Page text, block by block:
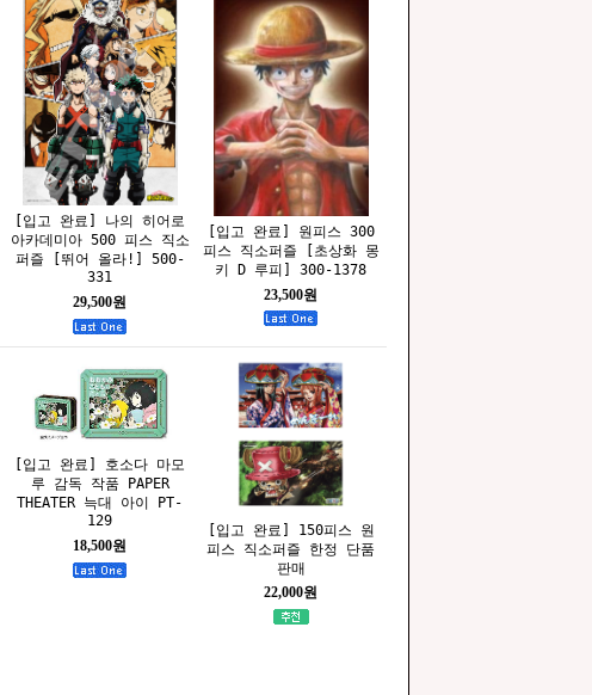
[입고 완료] 나의 히어로
아카데미아 500 피스 직소
퍼즐 [뛰어 올라!] 500-
331
29,500원
[입고 완료] 원피스 300
피스 직소퍼즐 [초상화 몽
키 D 루피] 300-1378
23,500원
[입고 완료] 호소다 마모
루 감독 작품 PAPER
THEATER 늑대 아이 PT-
129
18,500원
[입고 완료] 150피스 원
피스 직소퍼즐 한정 단품
판매
22,000원